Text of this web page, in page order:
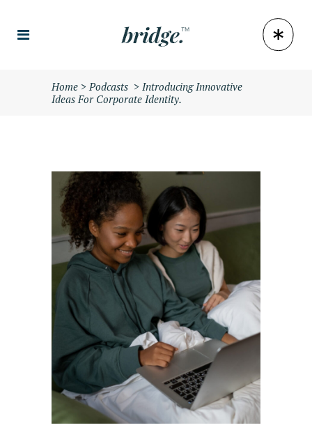
Home >Podcasts > Introducing Innovative
Ideas For Corporate Identity.